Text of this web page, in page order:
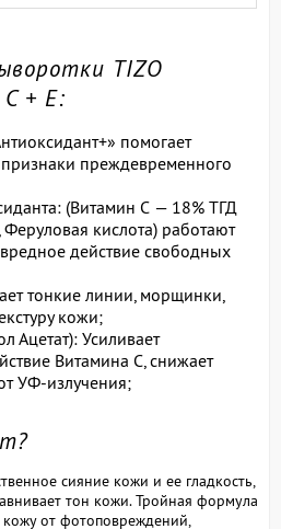
TIZO
+ E:
помогает
преждевременного
(Витамин C — 18% ТГД
кислота) работают
вредное действие свободных
тонкие линии, морщинки,
кожи;
Ацетат): Усиливает
Витамина С, снижает
УФ-излучения;
сияние кожи и ее гладкость,
тон кожи. Тройная формула
от фотоповреждений,